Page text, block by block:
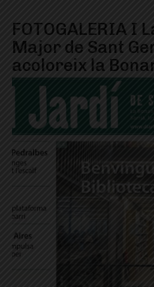
FOTOGALERIA I
Major de Sant
acoloreix la